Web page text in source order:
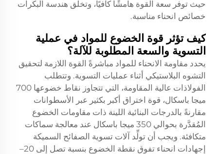
حيث توفر سعة القوة هامشًا كافيًا، وتخلق هندسة البكرات
خصائص انحناء مناسبة.
كيف تؤثر قوة الخضوع للمواد في عملية
التسوية والسعة المطلوبة للآلة؟
يحدد مقاومة الانحناء للمواد مباشرةً القوة اللازمة لتحقيق
التشوه البلاستيكي أثناء عمليات التسوية. وتتطلب
الفولاذات عالية المقاومة، التي تتجاوز نقاط خضوعها 700
ميجا باسكال، قوة اختراق أكبر بكثير عبر الأسطوانات
مقارنةً بالدرجات البنائية اللينة ذات مقاومات الخضوع
المُقدَّرة بحوالي 350 ميجا باسكال عند معالجة سماكات
متكافئة. ويجب أن تولِّد آلات تسوية الصفائح السميكة
إجهادات انحناء تفوق نقطة الخضوع بنسبة تصل إلى 20–